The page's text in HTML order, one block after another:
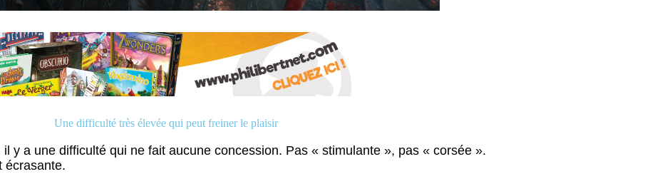
Une difficulté très élevée qui peut freiner le plaisir
y a une difficulté qui ne fait aucune concession. Pas « stimulante », pas « corsée ».
écrasante.